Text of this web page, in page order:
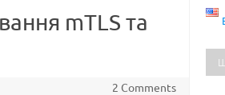
mTLS та
2 Comments